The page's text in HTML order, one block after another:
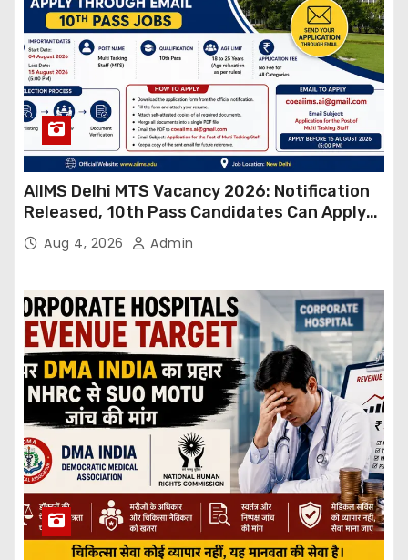
AIIMS Delhi MTS Vacancy 2026: Notification
Released, 10th Pass Candidates Can Apply
Through Email
Aug 4, 2026 Admin